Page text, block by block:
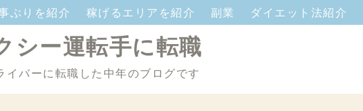
ぶりを紹介 稼げるエリアを紹介 副業 ダイエット法紹介
シー運転手に転職
イバーに転職した中年のブログです